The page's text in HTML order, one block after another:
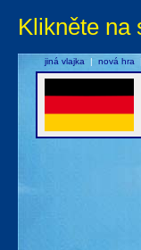
Klikněte na
jiná vlajka | nová hra